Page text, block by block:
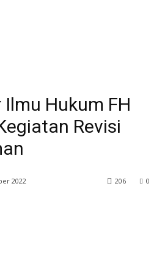
Hukum FH
Revisi
2022 0
206